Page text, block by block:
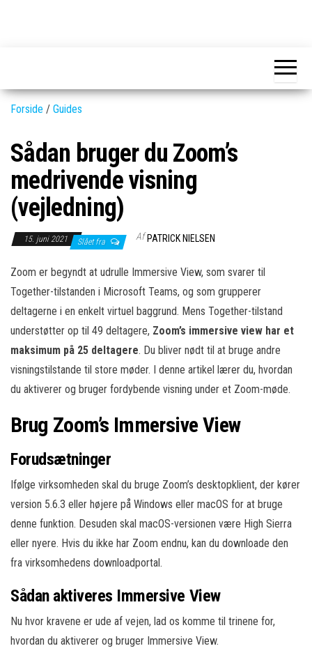
nyeste
Forside / Guides
Sådan bruger du Zoom’s
medrivende visning
(vejledning)
15. juni 2021 Slået fra Af PATRICK NIELSEN
Zoom er begyndt at udrulle Immersive View, som svarer til
Together-tilstanden i Microsoft Teams, og som grupperer
deltagerne i en enkelt virtuel baggrund. Mens Together-tilstand
understøtter op til 49 deltagere, Zoom’s immersive view har et
maksimum på 25 deltagere. Du bliver nødt til at bruge andre
visningstilstande til store møder. I denne artikel lærer du, hvordan
du aktiverer og bruger fordybende visning under et Zoom-møde.
Brug Zoom’s Immersive View
Forudsætninger
Ifølge virksomheden skal du bruge Zoom’s desktopklient, der kører
version 5.6.3 eller højere på Windows eller macOS for at bruge
denne funktion. Desuden skal macOS-versionen være High Sierra
eller nyere. Hvis du ikke har Zoom endnu, kan du downloade den
fra virksomhedens downloadportal.
Sådan aktiveres Immersive View
Nu hvor kravene er ude af vejen, lad os komme til trinene for,
hvordan du aktiverer og bruger Immersive View.